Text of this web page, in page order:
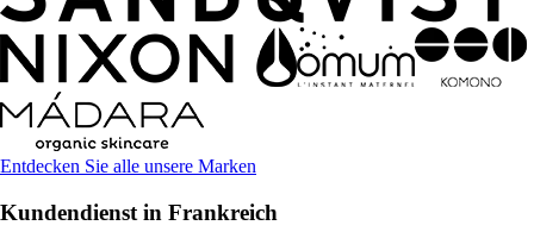
Entdecken Sie alle unsere Marken
Kundendienst in Frankreich